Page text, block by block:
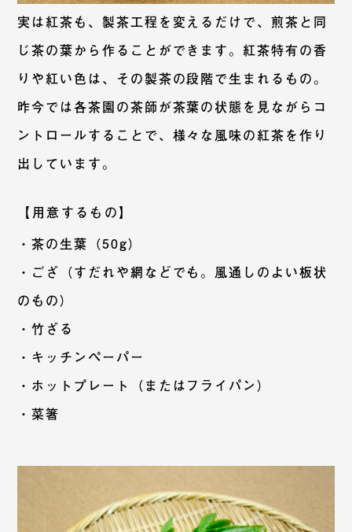
実は紅茶も、製茶工程を変えるだけで、煎茶と同
じ茶の葉から作ることができます。紅茶特有の香
りや紅い色は、その製茶の段階で生まれるもの。
昨今では各茶園の茶師が茶葉の状態を見ながらコ
ントロールすることで、様々な風味の紅茶を作り
出しています。
【用意するもの】
・茶の生葉（50g）
・ござ（すだれや網などでも。風通しのよい板状
のもの）
・竹ざる
・キッチンペーパー
・ホットプレート（またはフライパン）
・菜箸